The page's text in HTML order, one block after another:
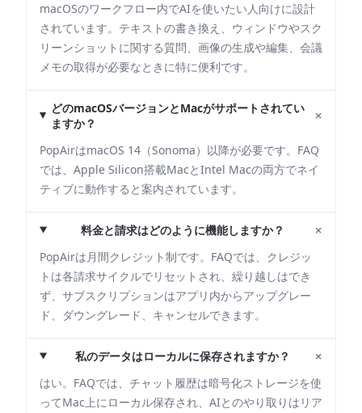
macOSのワークフロー内でAIを使いたい人向けに設計
されています。テキストの書き換え、ウィンドウやスク
リーンショットに関する質問、画像の生成や編集、会議
メモの取得が必要なときに特に便利です。
どのmacOSバージョンとMacがサポートされてい
ますか？
+
PopAirはmacOS 14（Sonoma）以降が必要です。FAQ
では、Apple Silicon搭載MacとIntel Macの両方でネイ
ティブに動作すると案内されています。
料金と請求はどのように機能しますか？ +
PopAirは月間クレジット制です。FAQでは、クレジッ
トは各請求サイクルでリセットされ、繰り越しはでき
ず、サブスクリプションはアプリ内からアップグレー
ド、ダウングレード、キャンセルできます。
私のデータはローカルに保存されますか？ +
はい。FAQでは、チャット履歴は暗号化ストレージを使
ってMac上にローカル保存され、AIとのやり取りはリア